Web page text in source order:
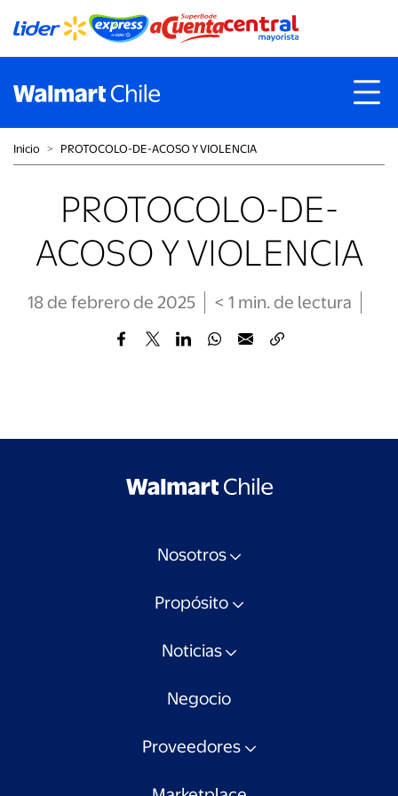
Inicio ˃ PROTOCOLO-DE-ACOSO Y VIOLENCIA
PROTOCOLO-DE-
ACOSO Y VIOLENCIA
18 de febrero de 2025 < 1 min. de lectura
Nosotros
Propósito
Noticias
Negocio
Proveedores